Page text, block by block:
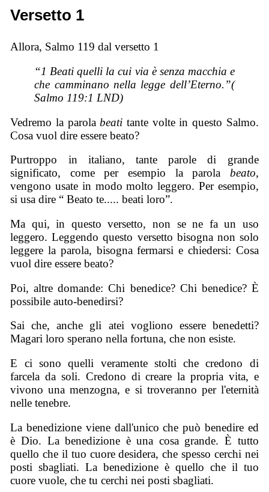
Versetto 1
Allora, Salmo 119 dal versetto 1
“1 Beati quelli la cui via è senza macchia e
che camminano nella legge dell’Eterno.”(
Salmo 119:1 LND)
Vedremo la parolabeatitante volte in questo Salmo.
Cosa vuol dire essere beato?
Purtroppo in italiano, tante parole di grande
significato, come per esempio la parola beato,
vengono usate in modo molto leggero. Per esempio,
si usa dire “ Beato te..... beati loro”.
Ma qui, in questo versetto, non se ne fa un uso
leggero. Leggendo questo versetto bisogna non solo
leggere la parola, bisogna fermarsi e chiedersi: Cosa
vuol dire essere beato?
Poi, altre domande: Chi benedice? Chi benedice? È
possibile auto-benedirsi?
Sai che, anche gli atei vogliono essere benedetti?
Magari loro sperano nella fortuna, che non esiste.
E ci sono quelli veramente stolti che credono di
farcela da soli. Credono di creare la propria vita, e
vivono una menzogna, e si troveranno per l'eternità
nelle tenebre.
La benedizione viene dall'unico che può benedire ed
è Dio. La benedizione è una cosa grande. È tutto
quello che il tuo cuore desidera, che spesso cerchi nei
posti sbagliati. La benedizione è quello che il tuo
cuore vuole, che tu cerchi nei posti sbagliati.